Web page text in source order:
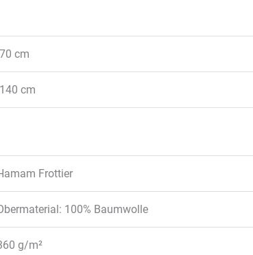
70 cm
140 cm
Frottier
100% Baumwolle
g/m²